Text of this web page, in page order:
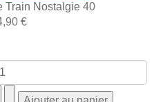
Train Nostalgie 40
€